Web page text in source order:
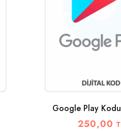
Google Play
250,00